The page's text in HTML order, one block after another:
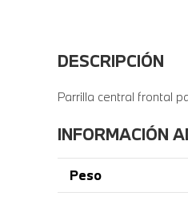
DESCRIPCIÓN
Parrilla central frontal
INFORMACIÓN
Peso